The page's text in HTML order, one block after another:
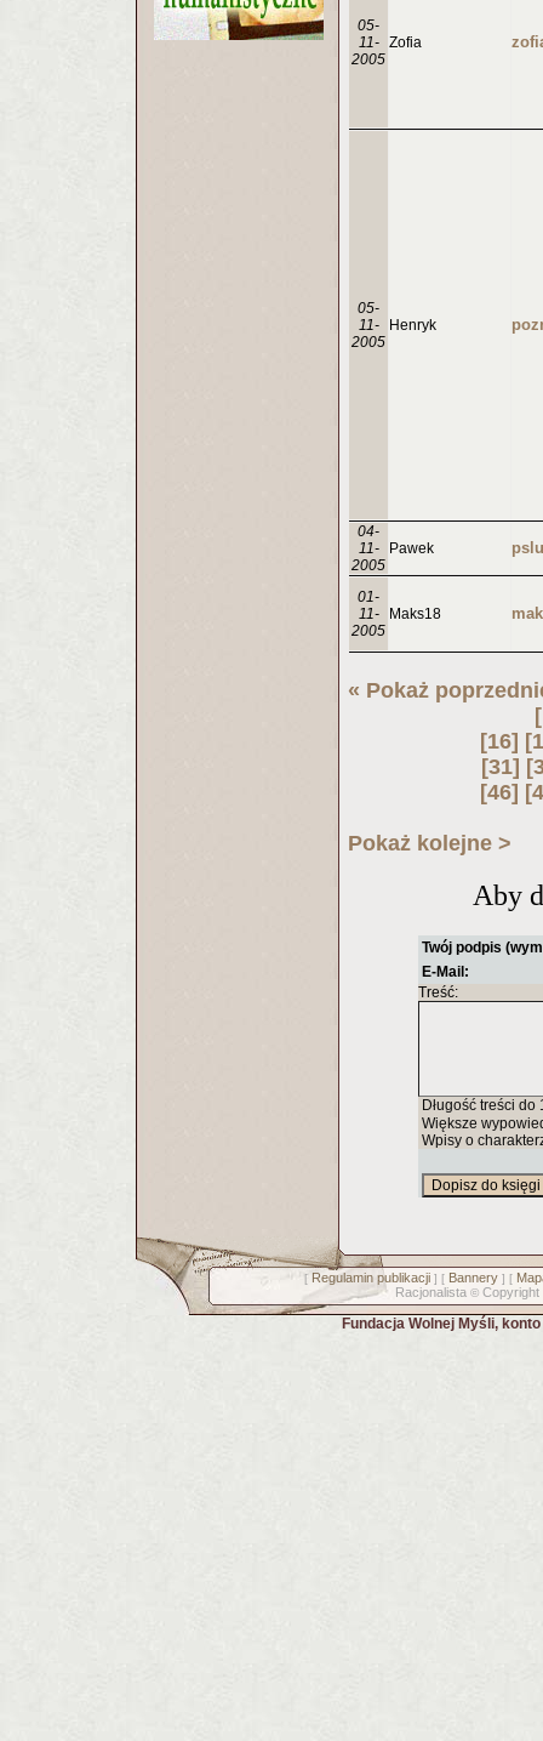
05-
11-
2005
Zofia
05-
11-
2005
Henryk
04-
11-
2005
Pawek
01-
11-
2005
Maks18
« Pokaż
[16]
[31]
[46]
Pokaż kolejne >
Aby
Twój podpis
E-Mail:
Treść:
Długość treści
Większe
Wpisy o
[ Regulamin publikacji] [ Bannery] [
Racjonalista © Copyright
Fundacja Wolnej Myśli,